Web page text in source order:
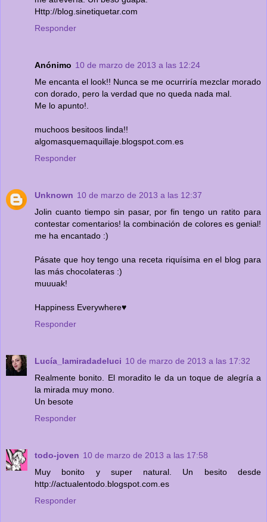
Http://blog.sinetiquetar.com
Responder
Anónimo 10 de marzo de 2013 a las 12:24
Me encanta el look!! Nunca se me ocurriría mezclar morado
con dorado, pero la verdad que no queda nada mal.
Me lo apunto!.
muchoos besitoos linda!!
algomasquemaquillaje.blogspot.com.es
Responder
Unknown 10 de marzo de 2013 a las 12:37
Jolin cuanto tiempo sin pasar, por fin tengo un ratito para
contestar comentarios! la combinación de colores es genial!
me ha encantado :)
Pásate que hoy tengo una receta riquísima en el blog para
las más chocolateras :)
muuuak!
Happiness Everywhere♥
Responder
Lucía_lamiradadeluci 10 de marzo de 2013 a las 17:32
Realmente bonito. El moradito le da un toque de alegría a
la mirada muy mono.
Un besote
Responder
todo-joven 10 de marzo de 2013 a las 17:58
Muy bonito y super natural. Un besito desde
http://actualentodo.blogspot.com.es
Responder